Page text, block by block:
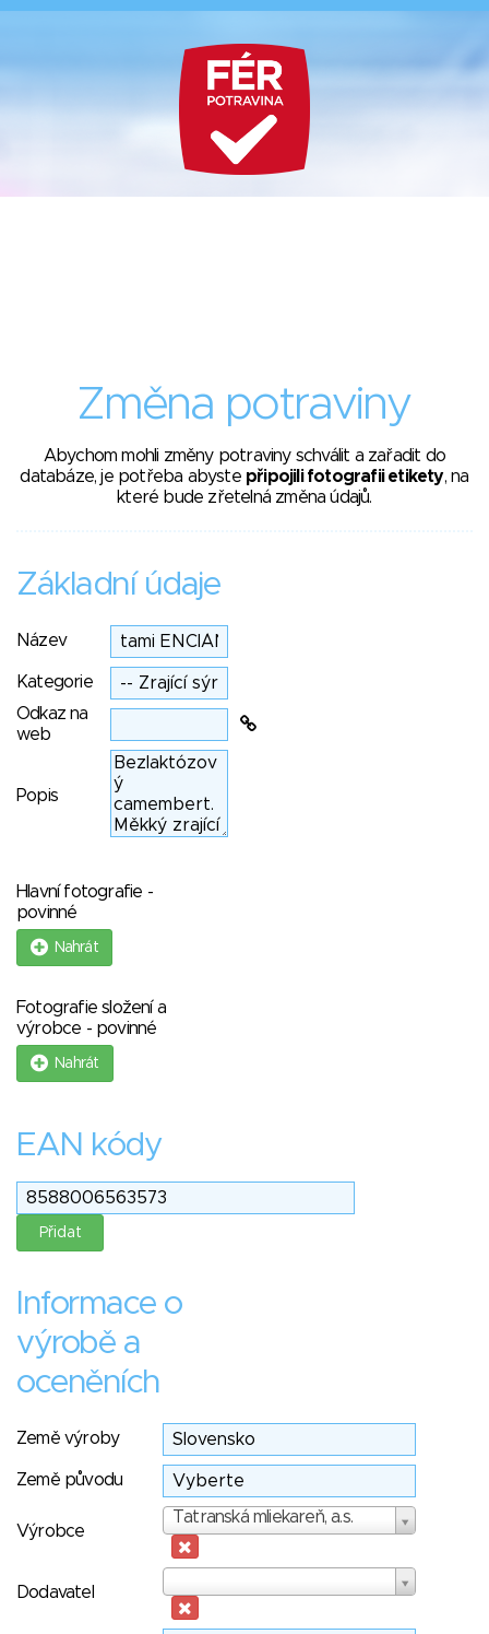
Změna potraviny
Abychom mohli změny potraviny schválit a zařadit do
databáze, je potřeba abyste připojili fotografii etikety, na
které bude zřetelná změna údajů.
Základní údaje
Název
Kategorie
Odkaz na
web
Popis
Hlavní fotografie -
povinné
Nahrát
Fotografie složení a
výrobce - povinné
Nahrát
EAN kódy
Informace o
výrobě a
oceněních
Země výroby
Země původu
Výrobce
Tatranská mliekareň, a.s.
Výrobce
Dodavatel